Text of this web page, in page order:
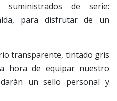
suministrados de serie:
para disfrutar de un
transparente, tintado gris
hora de equipar nuestro
un sello personal y